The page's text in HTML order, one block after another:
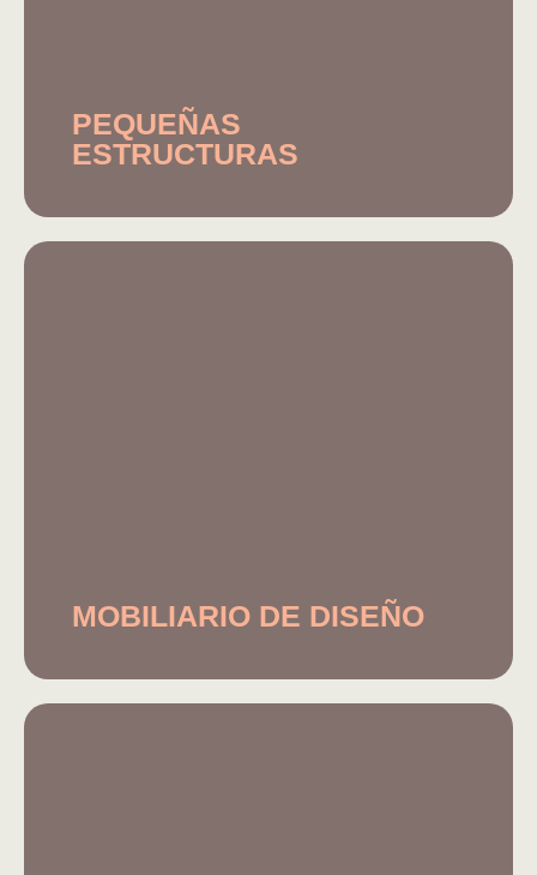
PEQUEÑAS
ESTRUCTURAS
MOBILIARIO DE DISEÑO